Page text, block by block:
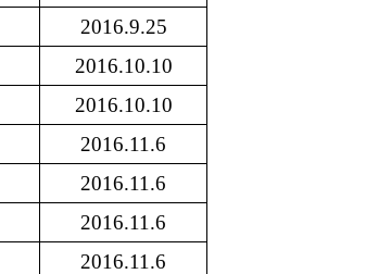
2016.9.25
2016.10.10
2016.10.10
2016.11.6
2016.11.6
2016.11.6
2016.11.6